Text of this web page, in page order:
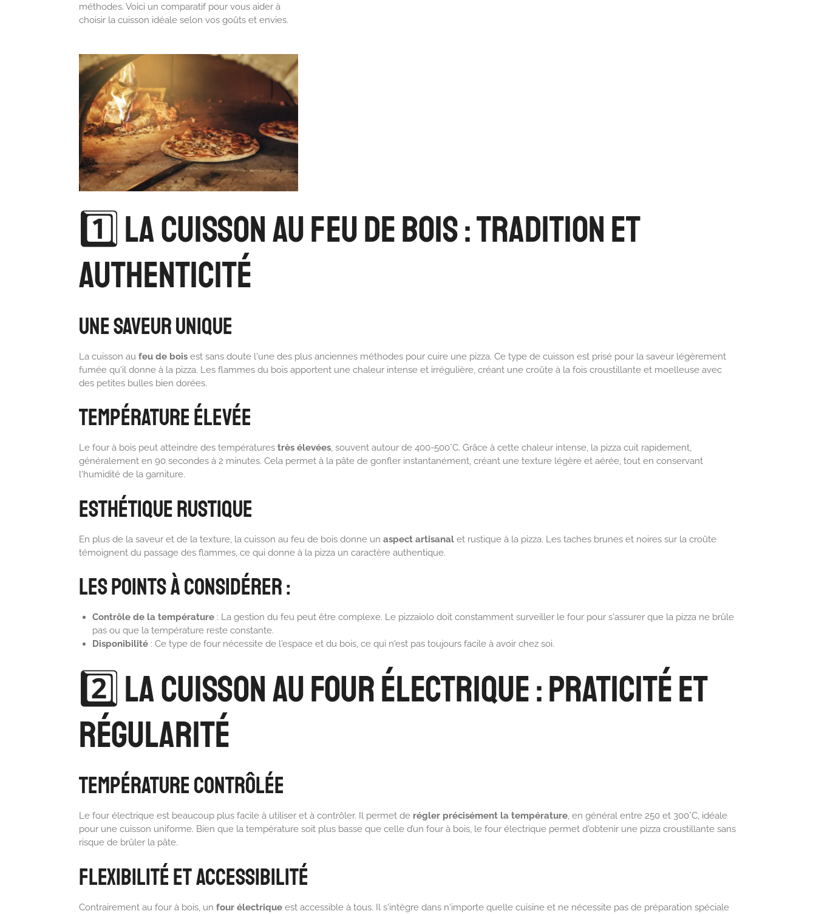
méthodes. Voici un comparatif pour vous aider à
choisir la cuisson idéale selon vos goûts et envies.
1️⃣ La Cuisson au Feu de Bois : Tradition et
Authenticité
Une Saveur Unique
La cuisson au feu de boisest sans doute l'une des plus anciennes méthodes pour cuire une pizza. Ce type de cuisson est prisé pour la saveur légèrement
fumée qu'il donne à la pizza. Les flammes du bois apportent une chaleur intense et irrégulière, créant une croûte à la fois croustillante et moelleuse avec
des petites bulles bien dorées.
Température Élevée
Le four à bois peut atteindre des températures très élevées, souvent autour de 400-500°C. Grâce à cette chaleur intense, la pizza cuit rapidement,
généralement en 90 secondes à 2 minutes. Cela permet à la pâte de gonfler instantanément, créant une texture légère et aérée, tout en conservant
l'humidité de la garniture.
Esthétique Rustique
En plus de la saveur et de la texture, la cuisson au feu de bois donne un aspect artisanalet rustique à la pizza. Les taches brunes et noires sur la croûte
témoignent du passage des flammes, ce qui donne à la pizza un caractère authentique.
Les Points à Considérer :
Contrôle de la température : La gestion du feu peut être complexe. Le pizzaiolo doit constamment surveiller le four pour s'assurer que la pizza ne brûle
pas ou que la température reste constante.
Disponibilité : Ce type de four nécessite de l'espace et du bois, ce qui n'est pas toujours facile à avoir chez soi.
2️⃣ La Cuisson au Four Électrique : Praticité et
Régularité
Température Contrôlée
Le four électrique est beaucoup plus facile à utiliser et à contrôler. Il permet de régler précisément la température, en général entre 250 et 300°C, idéale
pour une cuisson uniforme. Bien que la température soit plus basse que celle d’un four à bois, le four électrique permet d'obtenir une pizza croustillante sans
risque de brûler la pâte.
Flexibilité et Accessibilité
Contrairement au four à bois, un four électriqueest accessible à tous. Il s'intègre dans n'importe quelle cuisine et ne nécessite pas de préparation spéciale